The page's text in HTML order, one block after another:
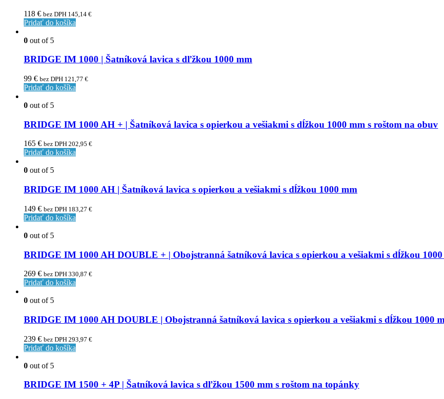
118 € bez DPH 145,14 €
Pridať do košíka
0 out of 5
BRIDGE IM 1000 | Šatníková lavica s dľžkou 1000 mm
99 € bez DPH 121,77 €
Pridať do košíka
0 out of 5
BRIDGE IM 1000 AH + | Šatníková lavica s opierkou a vešiakmi s dĺžkou 1000 mm s roštom na obuv
165 € bez DPH 202,95 €
Pridať do košíka
0 out of 5
BRIDGE IM 1000 AH | Šatníková lavica s opierkou a vešiakmi s dĺžkou 1000 mm
149 € bez DPH 183,27 €
Pridať do košíka
0 out of 5
BRIDGE IM 1000 AH DOUBLE + | Obojstranná šatníková lavica s opierkou a vešiakmi s dĺžkou
269 € bez DPH 330,87 €
Pridať do košíka
0 out of 5
BRIDGE IM 1000 AH DOUBLE | Obojstranná šatníková lavica s opierkou a vešiakmi s dĺžkou 1000
239 € bez DPH 293,97 €
Pridať do košíka
0 out of 5
BRIDGE IM 1500 + 4P | Šatníková lavica s dľžkou 1500 mm s roštom na topánky